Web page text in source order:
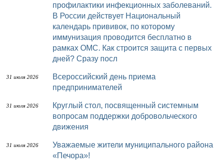
профилактики инфекционных заболеваний.
В России действует Национальный
календарь прививок, по которому
иммунизация проводится бесплатно в
рамках ОМС. Как строится защита с первых
дней? Сразу посл
31 июля 2026
Всероссийский день приема
предпринимателей
31 июля 2026
Круглый стол, посвященный системным
вопросам поддержки добровольческого
движения
31 июля 2026
Уважаемые жители муниципального района
«Печора»!